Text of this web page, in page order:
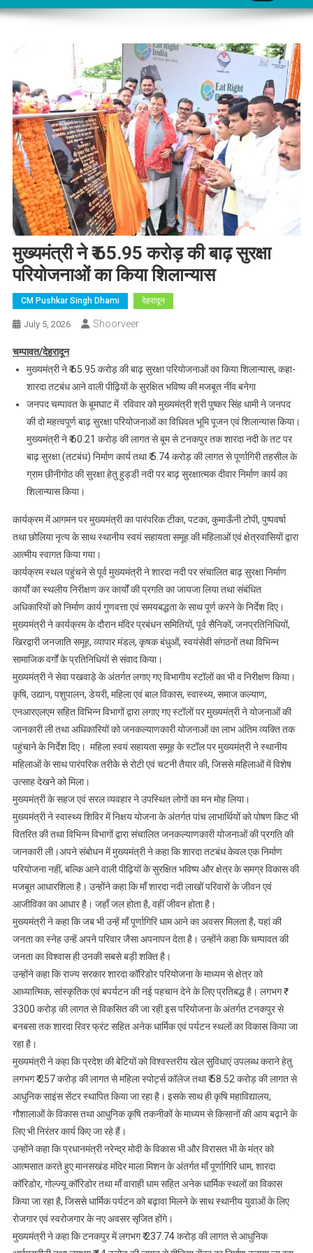
मुख्यमंत्री ने ₹ 65.95 करोड़ की बाढ़ सुरक्षा
परियोजनाओं का किया शिलान्यास
CM Pushkar Singh Dhami देहरादून
July 5, 2026 Shoorveer
चम्पावत/देहरादून
मुख्यमंत्री ने ₹ 65.95 करोड़ की बाढ़ सुरक्षा परियोजनाओं का किया शिलान्यास, कहा-
शारदा तटबंध आने वाली पीढ़ियों के सुरक्षित भविष्य की मजबूत नींव बनेगा
जनपद चम्पावत के बूमघाट में रविवार को मुख्यमंत्री श्री पुष्कर सिंह धामी ने जनपद
की दो महत्वपूर्ण बाढ़ सुरक्षा परियोजनाओं का विधिवत भूमि पूजन एवं शिलान्यास किया।
मुख्यमंत्री ने ₹ 60.21 करोड़ की लागत से बूम से टनकपुर तक शारदा नदी के तट पर
बाढ़ सुरक्षा (तटबंध) निर्माण कार्य तथा ₹ 5.74 करोड़ की लागत से पूर्णागिरी तहसील के
ग्राम छीनीगोठ की सुरक्षा हेतु हुड्डी नदी पर बाढ़ सुरक्षात्मक दीवार निर्माण कार्य का
शिलान्यास किया।
कार्यक्रम में आगमन पर मुख्यमंत्री का पारंपरिक टीका, पटका, कुमाऊँनी टोपी, पुष्पवर्षा
तथा छोलिया नृत्य के साथ स्थानीय स्वयं सहायता समूह की महिलाओं एवं क्षेत्रवासियों द्वारा
आत्मीय स्वागत किया गया।
कार्यक्रम स्थल पहुंचने से पूर्व मुख्यमंत्री ने शारदा नदी पर संचालित बाढ़ सुरक्षा निर्माण
कार्यों का स्थलीय निरीक्षण कर कार्यों की प्रगति का जायजा लिया तथा संबंधित
अधिकारियों को निर्माण कार्य गुणवत्ता एवं समयबद्धता के साथ पूर्ण करने के निर्देश दिए।
मुख्यमंत्री ने कार्यक्रम के दौरान मंदिर प्रबंधन समितियों, पूर्व सैनिकों, जनप्रतिनिधियों,
खिरद्वारी जनजाति समूह, व्यापार मंडल, कृषक बंधुओं, स्वयंसेवी संगठनों तथा विभिन्न
सामाजिक वर्गों के प्रतिनिधियों से संवाद किया।
मुख्यमंत्री ने सेवा पखवाड़े के अंतर्गत लगाए गए विभागीय स्टॉलों का भी व निरीक्षण किया।
कृषि, उद्यान, पशुपालन, डेयरी, महिला एवं बाल विकास, स्वास्थ्य, समाज कल्याण,
एनआरएलएम सहित विभिन्न विभागों द्वारा लगाए गए स्टॉलों पर मुख्यमंत्री ने योजनाओं की
जानकारी ली तथा अधिकारियों को जनकल्याणकारी योजनाओं का लाभ अंतिम व्यक्ति तक
पहुंचाने के निर्देश दिए। महिला स्वयं सहायता समूह के स्टॉल पर मुख्यमंत्री ने स्थानीय
महिलाओं के साथ पारंपरिक तरीके से रोटी एवं चटनी तैयार की, जिससे महिलाओं में विशेष
उत्साह देखने को मिला।
मुख्यमंत्री के सहज एवं सरल व्यवहार ने उपस्थित लोगों का मन मोह लिया।
मुख्यमंत्री ने स्वास्थ्य शिविर में निक्षय योजना के अंतर्गत पांच लाभार्थियों को पोषण किट भी
वितरित की तथा विभिन्न विभागों द्वारा संचालित जनकल्याणकारी योजनाओं की प्रगति की
जानकारी ली।अपने संबोधन में मुख्यमंत्री ने कहा कि शारदा तटबंध केवल एक निर्माण
परियोजना नहीं, बल्कि आने वाली पीढ़ियों के सुरक्षित भविष्य और क्षेत्र के समग्र विकास की
मजबूत आधारशिला है। उन्होंने कहा कि माँ शारदा नदी लाखों परिवारों के जीवन एवं
आजीविका का आधार है। जहाँ जल होता है, वहीं जीवन होता है।
मुख्यमंत्री ने कहा कि जब भी उन्हें माँ पूर्णागिरि धाम आने का अवसर मिलता है, यहां की
जनता का स्नेह उन्हें अपने परिवार जैसा अपनापन देता है। उन्होंने कहा कि चम्पावत की
जनता का विश्वास ही उनकी सबसे बड़ी शक्ति है।
उन्होंने कहा कि राज्य सरकार शारदा कॉरिडोर परियोजना के माध्यम से क्षेत्र को
आध्यात्मिक, सांस्कृतिक एवं बपर्यटन की नई पहचान देने के लिए प्रतिबद्ध है। लगभग ₹
3300 करोड़ की लागत से विकसित की जा रही इस परियोजना के अंतर्गत टनकपुर से
बनबसा तक शारदा रिवर फ्रंट सहित अनेक धार्मिक एवं पर्यटन स्थलों का विकास किया जा
रहा है।
मुख्यमंत्री ने कहा कि प्रदेश की बेटियों को विश्वस्तरीय खेल सुविधाएं उपलब्ध कराने हेतु
लगभग ₹ 257 करोड़ की लागत से महिला स्पोर्ट्स कॉलेज तथा ₹ 58.52 करोड़ की लागत से
आधुनिक साइंस सेंटर स्थापित किया जा रहा है। इसके साथ ही कृषि महाविद्यालय,
गौशालाओं के विकास तथा आधुनिक कृषि तकनीकों के माध्यम से किसानों की आय बढ़ाने के
लिए भी निरंतर कार्य किए जा रहे हैं।
उन्होंने कहा कि प्रधानमंत्री नरेन्द्र मोदी के विकास भी और विरासत भी के मंत्र को
आत्मसात करते हुए मानसखंड मंदिर माला मिशन के अंतर्गत माँ पूर्णागिरि धाम, शारदा
कॉरिडोर, गोल्ज्यू कॉरिडोर तथा माँ वाराही धाम सहित अनेक धार्मिक स्थलों का विकास
किया जा रहा है, जिससे धार्मिक पर्यटन को बढ़ावा मिलने के साथ स्थानीय युवाओं के लिए
रोजगार एवं स्वरोजगार के नए अवसर सृजित होंगे।
मुख्यमंत्री ने कहा कि टनकपुर में लगभग ₹ 237.74 करोड़ की लागत से आधुनिक